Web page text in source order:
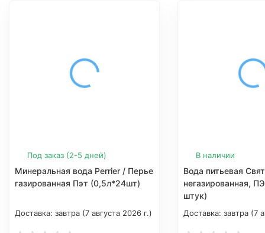
Под заказ (2-5 дней)
Минеральная вода Perrier / Перье
газированная Пэт (0,5л*24шт)
Доставка: завтра (7 августа 2026 г.)
В наличии
Вода питьевая
негазированная,
штук)
Доставка: завтра (7